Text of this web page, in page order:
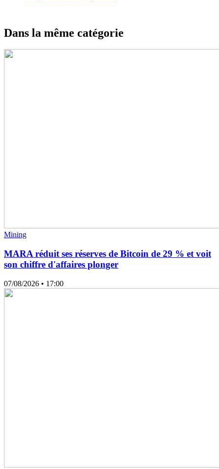
Dans la même catégorie
Mining
MARA réduit ses réserves de Bitcoin de 29 % et voit
son chiffre d'affaires plonger
07/08/2026 • 17:00